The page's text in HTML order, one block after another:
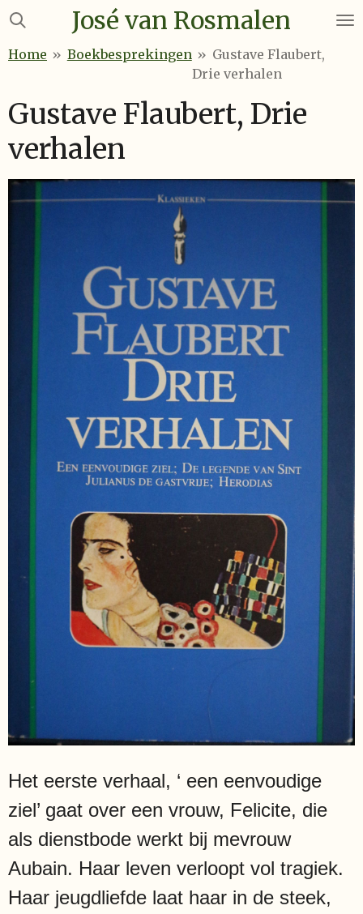
Ga
naar
José van Rosmalen
Home » Boekbesprekingen » Gustave Flaubert,
Drie verhalen
Gustave Flaubert, Drie
verhalen
Het eerste verhaal, ‘ een eenvoudige
ziel’ gaat over een vrouw, Felicite, die
als dienstbode werkt bij mevrouw
Aubain. Haar leven verloopt vol tragiek.
Haar jeugdliefde laat haar in de steek,